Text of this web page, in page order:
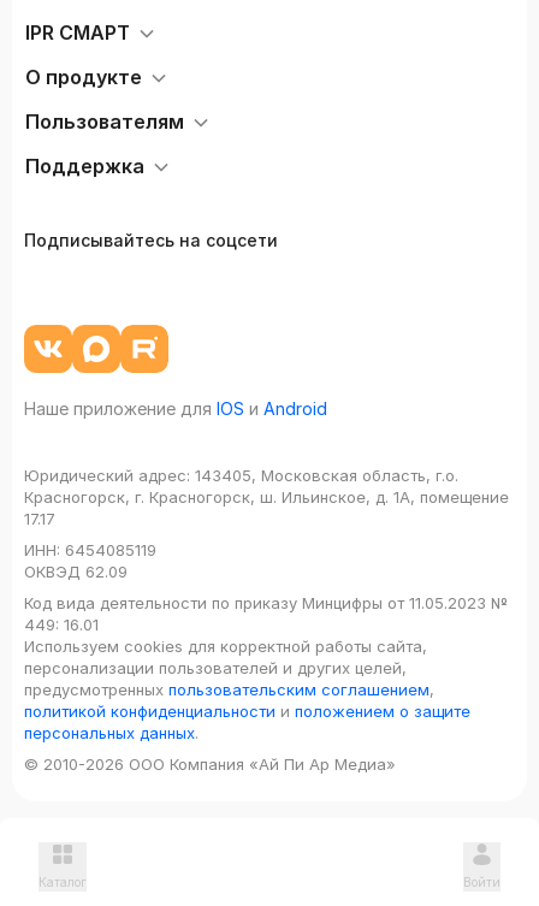
IPR СМАРТ
О продукте
Пользователям
Поддержка
Подписывайтесь на соцсети
Наше приложение для IOS и Android
Юридический адрес: 143405, Московская область, г.о.
Красногорск, г. Красногорск, ш. Ильинское, д. 1А, помещение
17.17
ИНН: 6454085119
ОКВЭД 62.09
Код вида деятельности по приказу Минцифры от 11.05.2023 №
449: 16.01
Используем cookies для корректной работы сайта,
персонализации пользователей и других целей,
предусмотренных пользовательским соглашением,
политикой конфиденциальности и положением о защите
персональных данных.
© 2010-2026 ООО Компания «Ай Пи Ар Медиа»
Каталог Войти